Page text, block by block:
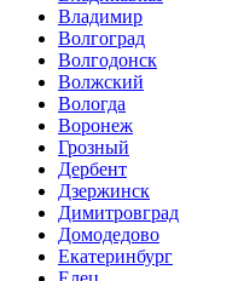
Владимир
Волгоград
Волгодонск
Волжский
Вологда
Воронеж
Грозный
Дербент
Дзержинск
Димитровград
Домодедово
Екатеринбург